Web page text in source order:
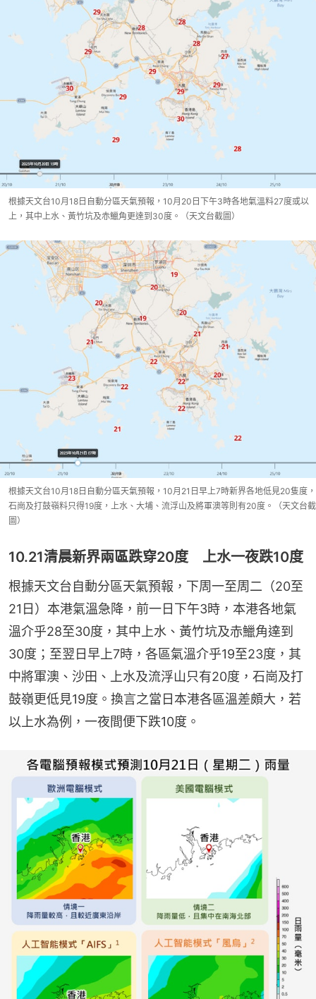
根據天文台10月18日自動分區天氣預報，10月20日下午3時各地氣溫料27度或以
上，其中上水、黃竹坑及赤鱲角更達到30度。（天文台截圖）
根據天文台10月18日自動分區天氣預報，10月21日早上7時新界各地低見20隻度，
石崗及打鼓嶺料只得19度，上水、大埔、流浮山及將軍澳等則有20度。（天文台截
圖）
10.21清晨新界兩區跌穿20度 上水一夜跌10度
根據天文台自動分區天氣預報，下周一至周二（20至
21日）本港氣溫急降，前一日下午3時，本港各地氣
溫介乎28至30度，其中上水、黃竹坑及赤鱲角達到
30度；至翌日早上7時，各區氣溫介乎19至23度，其
中將軍澳、沙田、上水及流浮山只有20度，石崗及打
鼓嶺更低見19度。換言之當日本港各區溫差頗大，若
以上水為例，一夜間便下跌10度。